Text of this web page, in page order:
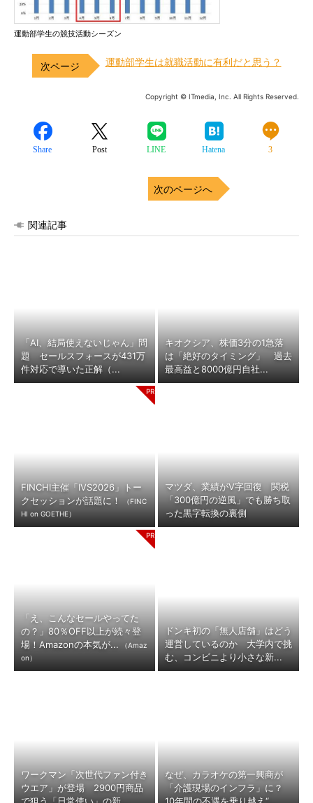
運動部学生の競技活動シーズン
運動部学生は就職活動に有利だと思う？
Copyright © ITmedia, Inc. All Rights Reserved.
Share Post LINE Hatena 3
次のページへ
関連記事
「AI、結局使えないじゃん」問
題 セールスフォースが431万
件対応で導いた正解（...
キオクシア、株価3分の1急落
は「絶好のタイミング」 過去
最高益と8000億円自社...
FINCHI主催「IVS2026」トー
クセッションが話題に！
（FINC
HI on GOETHE）
マツダ、業績がV字回復 関税
「300億円の逆風」でも勝ち取
った黒字転換の裏側
「え、こんなセールやってた
の？」80％OFF以上が続々登
場！Amazonの本気が...
（Amaz
on）
ドンキ初の「無人店舗」はどう
運営しているのか 大学内で挑
む、コンビニより小さな新...
ワークマン「次世代ファン付き
ウエア」が登場 2900円商品
なぜ、カラオケの第一興商が
「介護現場のインフラ」に？